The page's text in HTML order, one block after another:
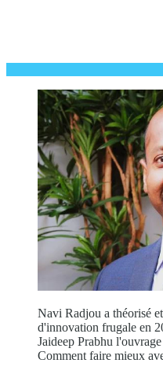
Navi Radjou a théorisé
d'innovation frugale en
Jaideep Prabhu
Comment faire mieux